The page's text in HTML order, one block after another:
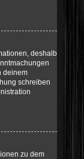
deshalb
deinem
schreiben
zu dem